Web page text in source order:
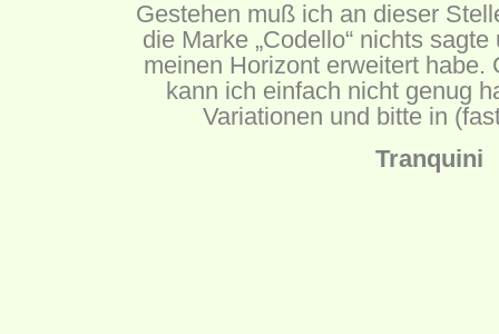
Gestehen muß ich an dieser
die Marke „Codello“ nichts
meinen Horizont erweitert habe.
kann ich einfach nicht genug
Variationen und bitte in
Tranquini